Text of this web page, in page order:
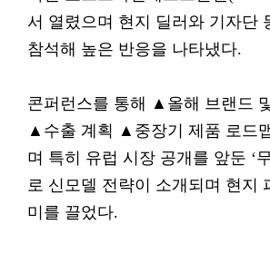
서 열렸으며 현지 딜러와 기자단
참석해 높은 반응을 나타냈다.
콘퍼런스를 통해 ▲올해 브랜드
▲수출 계획 ▲중장기 제품 로드
며 특히 유럽 시장 공개를 앞둔 ‘
로 신모델 전략이 소개되며 현지
미를 끌었다.